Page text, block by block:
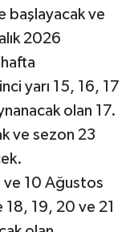
başlayacak ve
2026
yarı 15, 16, 17
olan 17.
ve sezon 23
ve 10 Ağustos
19, 20 ve 21